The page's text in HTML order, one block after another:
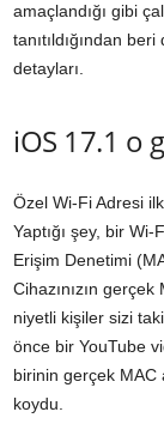
amaçlandığı gibi
tanıtıldığından
detayları.
iOS 17.1 o
Özel Wi-Fi Adresi ilk
Yaptığı şey, bir Wi-
Erişim Denetimi
Cihazınızın
niyetli kişiler sizi
önce bir YouTube
birinin gerçek MAC
koydu.